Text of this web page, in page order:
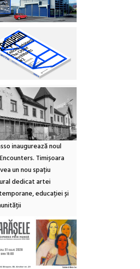
inaugurează noul
Timișoara
un nou spațiu
dedicat artei
educației și